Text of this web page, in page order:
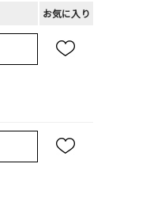
お気に入り